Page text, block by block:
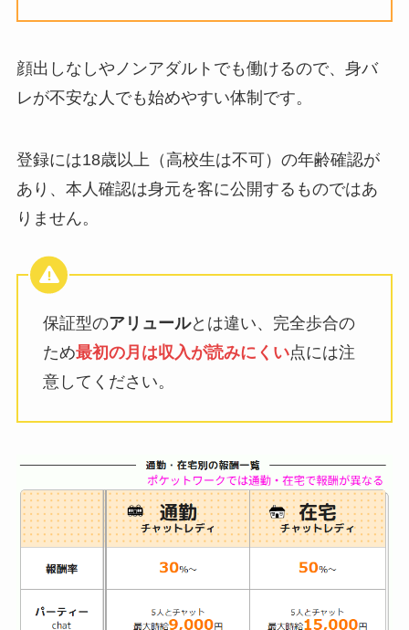
顔出しなしやノンアダルトでも働けるので、身バ
レが不安な人でも始めやすい体制です。
登録には18歳以上（高校生は不可）の年齢確認が
あり、本人確認は身元を客に公開するものではあ
りません。
保証型のアリュールとは違い、完全歩合の
ため最初の月は収入が読みにくい点には注
意してください。